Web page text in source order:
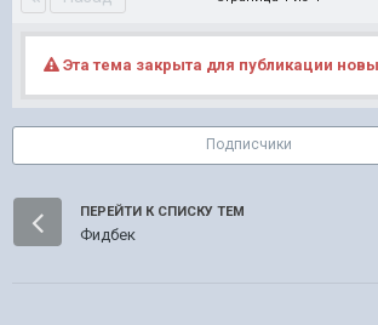
Эта тема закрыта для публикации
Подписчики
ПЕРЕЙТИ К СПИСКУ ТЕМ
Фидбек